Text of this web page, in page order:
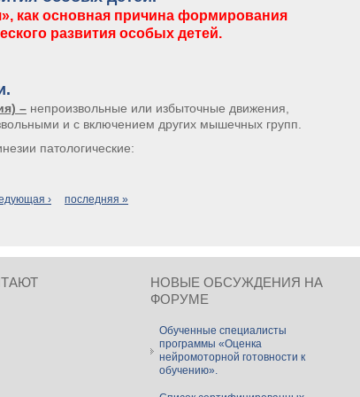
как основная причина формирования
развития особых детей.
– непроизвольные или избыточные движения,
и с включением других мышечных групп.
патологические:
› последняя »
НОВЫЕ ОБСУЖДЕНИЯ НА
ФОРУМЕ
Обученные специалисты
программы «Оценка
нейромоторной готовности к
обучению».